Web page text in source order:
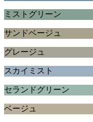
ミストグリーン
サンドベージュ
グレージュ
スカイミスト
セランドグリーン
ベージュ